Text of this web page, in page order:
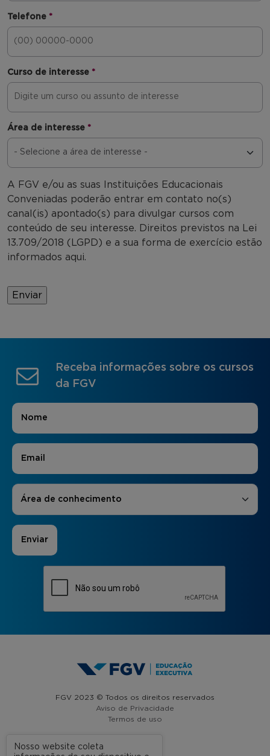
Telefone *
Curso de interesse *
Área de interesse *
A FGV e/ou as suas Instituições Educacionais
Conveniadas poderão entrar em contato no(s)
canal(is) apontado(s) para divulgar cursos com
conteúdo de seu interesse. Direitos previstos na Lei
13.709/2018 (LGPD) e a sua forma de exercício estão
informados aqui.
Receba informações sobre os cursos
da FGV
Nome
E-mail
Áreas de Interesse
Área de conhecimento
FGV 2023 © Todos os direitos reservados
Aviso de Privacidade
Termos de uso
Nosso website coleta